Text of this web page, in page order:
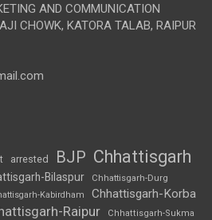
AND COMMUNICATION
CHOWK, KATORA TALAB, RAIPUR
arrested BJP Chhattisgarh
Bilaspur Chhattisgarh-Durg
Kabirdham Chhattisgarh-Korba
Raipur
Chhattisgarh-Sukma